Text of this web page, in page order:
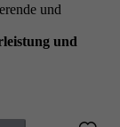
und
und